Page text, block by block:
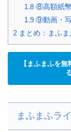
1.8⑧高額紙幣
1.9⑨動画・写
2 まとめ：まふ
【まふまふを
まふまふラ